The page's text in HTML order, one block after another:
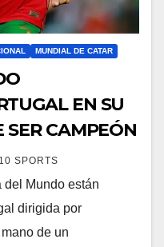
MUNDIAL DE CATAR
EN SU
SER CAMPEÓN
SPORTS
del Mundo están
dirigida por
de un